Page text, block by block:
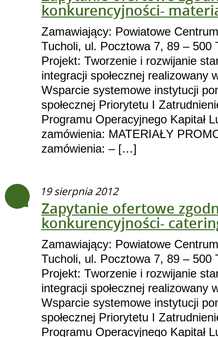
konkurencyjności-
Zamawiający: Powiatowe
Tucholi, ul. Pocztowa 7, 89 – 500
Projekt: Tworzenie i rozwijanie
integracji społecznej realizowany
Wsparcie systemowe instytucji
społecznej Priorytetu I
Programu Operacyjnego Kapitał
zamówienia: MATERIAŁY
zamówienia: – […]
19 sierpnia 2012
Zapytanie ofertowe
konkurencyjności-
Zamawiający: Powiatowe
Tucholi, ul. Pocztowa 7, 89 – 500
Projekt: Tworzenie i rozwijanie
integracji społecznej realizowany
Wsparcie systemowe instytucji
społecznej Priorytetu I
Programu Operacyjnego Kapitał